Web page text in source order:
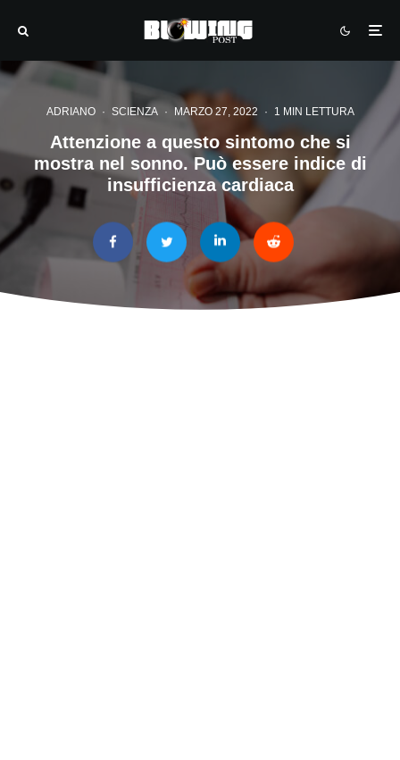
ADRIANO · SCIENZA · MARZO 27, 2022 · 1 MIN LETTURA
Attenzione a questo sintomo che si
mostra nel sonno. Può essere indice di
insufficienza cardiaca